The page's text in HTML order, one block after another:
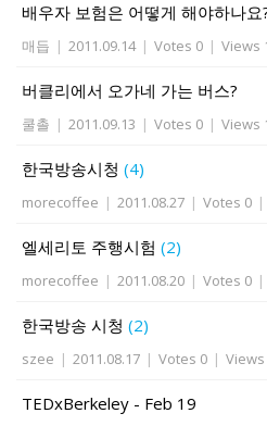
배우자 보험은 어떻게 해야하나요
매듭 | 2011.09.14 | Votes 0 | Views
버클리에서 오가네 가는 버스?
쿨촐 | 2011.09.13 | Votes 0 | Views
한국방송시청 (4)
morecoffee | 2011.08.27 | Votes 0 |
엘세리토 주행시험 (2)
morecoffee | 2011.08.20 | Votes 0 |
한국방송 시청 (2)
szee | 2011.08.17 | Votes 0 | Views
TEDxBerkeley - Feb 19